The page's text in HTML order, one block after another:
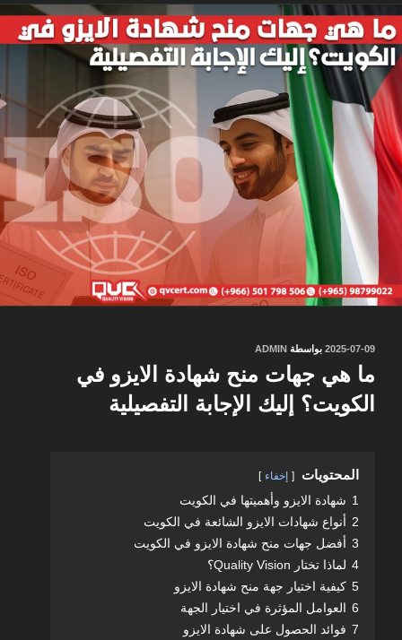
نُشر
2025-07-09 بواسطة ADMIN
ما هي جهات منح شهادة الايزو في
الكويت؟ إليك الإجابة التفصيلية
المحتويات إخفاء
1 شهادة الايزو وأهميتها في الكويت
2 أنواع شهادات الايزو الشائعة في الكويت
3 أفضل جهات منح شهادة الايزو في الكويت
4 لماذا تختار Quality Vision؟
5 كيفية اختيار جهة منح شهادة الايزو
6 العوامل المؤثرة في اختيار الجهة
7 فوائد الحصول على شهادة الايزو